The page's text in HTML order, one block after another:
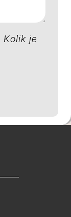
Kolik je